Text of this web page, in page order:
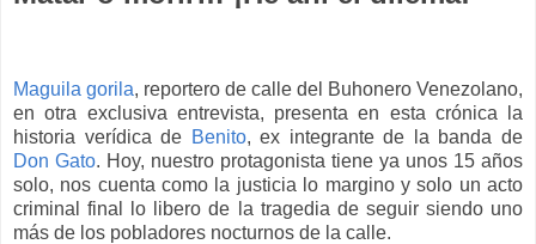
Maguila gorila, reportero de calle del Buhonero Venezolano,
en otra exclusiva entrevista, presenta en esta crónica la
historia verídica de Benito, ex integrante de la banda de
Don Gato. Hoy, nuestro protagonista tiene ya unos 15 años
solo, nos cuenta como la justicia lo margino y solo un acto
criminal final lo libero de la tragedia de seguir siendo uno
más de los pobladores nocturnos de la calle.